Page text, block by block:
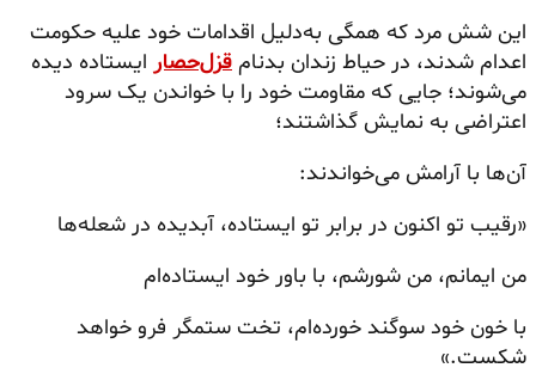
این شش مرد که همگی به‌دلیل اقدامات خود علیه حکومت
اعدام شدند، در حیاط زندان بدنام قزل‌حصار ایستاده دیده
می‌شوند؛ جایی که مقاومت خود را با خواندن یک سرود
اعتراضی به نمایش گذاشتند؛
آن‌ها با آرامش می‌خواندند:
«رقیب تو اکنون در برابر تو ایستاده، آبدیده در شعله‌ها
من ایمانم، من شورشم، با باور خود ایستاده‌ام
با خون خود سوگند خورده‌ام، تخت ستمگر فرو خواهد
شکست.»